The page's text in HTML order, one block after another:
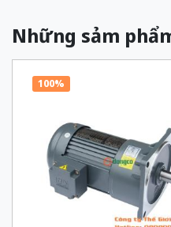
Những sảm
100%